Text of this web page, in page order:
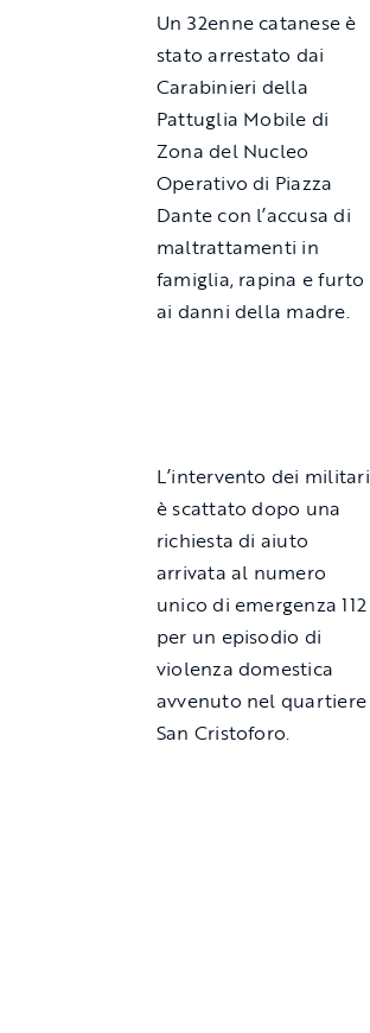
Un 32enne catanese è
stato arrestato dai
Carabinieri della
Pattuglia Mobile di
Zona del Nucleo
Operativo di Piazza
Dante con l’accusa di
maltrattamenti in
famiglia, rapina e furto
ai danni della madre.
L’intervento dei militari
è scattato dopo una
richiesta di aiuto
arrivata al numero
unico di emergenza 112
per un episodio di
violenza domestica
avvenuto nel quartiere
San Cristoforo.